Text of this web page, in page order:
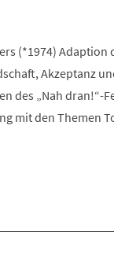
(*1974)
Akzeptanz
des „Nah dran!“-
mit den Themen